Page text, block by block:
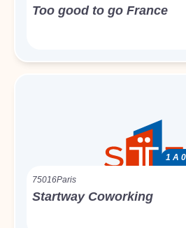
Too good to go France
1 A
75016Paris
Startway Coworking